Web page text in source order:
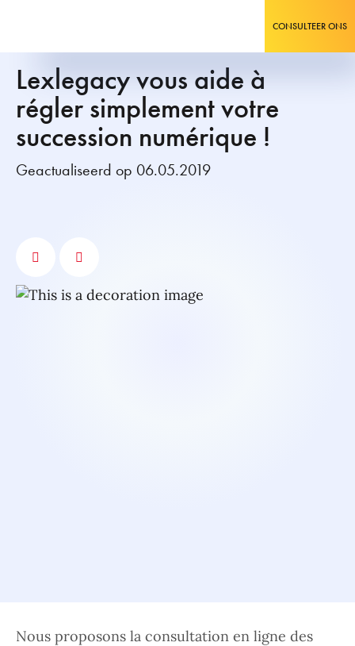
CONSULTEER ONS
Lexlegacy vous aide à
régler simplement votre
succession numérique !
Geactualiseerd op 06.05.2019
Nous proposons la consultation en ligne des